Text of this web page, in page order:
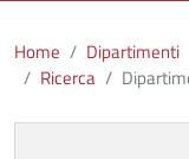
Home Dipartimenti
Ricerca